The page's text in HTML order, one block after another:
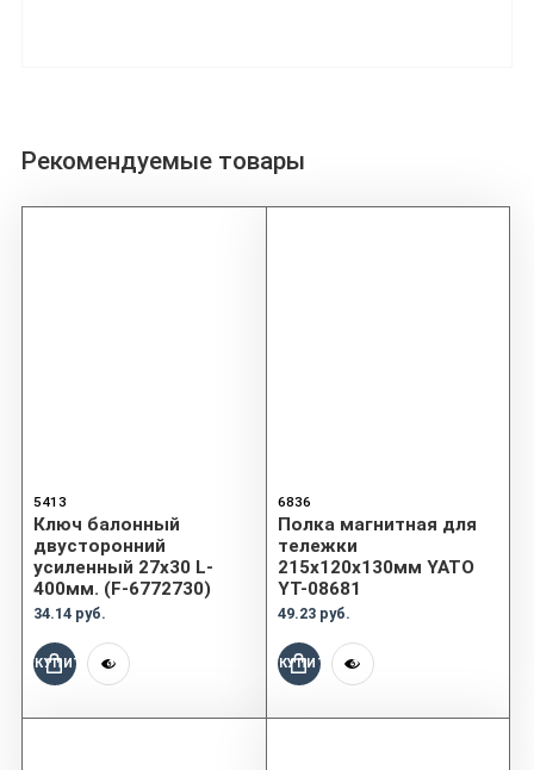
Рекомендуемые товары
5413
Ключ балонный
двусторонний
усиленный 27х30 L-
400мм. (F-6772730)
34.14 руб.
КУПИТЬ
6836
Полка магнитная для
тележки
215х120х130мм YATO
YT-08681
49.23 руб.
КУПИТЬ